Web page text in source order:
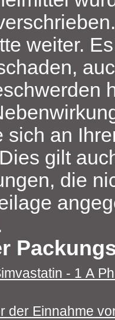
weiter.
sich an
gilt
die
- 1 A
der Einnahme